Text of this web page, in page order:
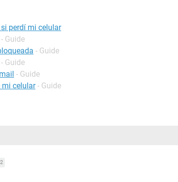
perdí mi celular
- Guide
- Guide
- Guide
- Guide
mi celular - Guide